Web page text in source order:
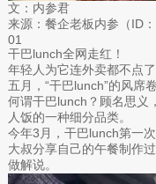
文：内参君
来源：餐企老板内参（ID：
01
干巴lunch全网走红！
年轻人为它连外卖都不点了
五月，“干巴lunch”的风席
何谓干巴lunch？顾名思义
人饭的一种细分品类。
今年3月，干巴lunch第一
大叔分享自己的午餐制作
做解说。